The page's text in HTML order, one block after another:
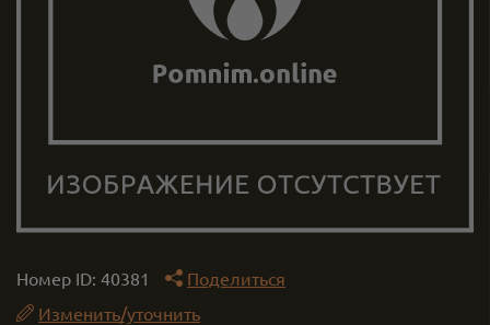
Номер ID: 40381
Поделиться
Изменить/уточнить